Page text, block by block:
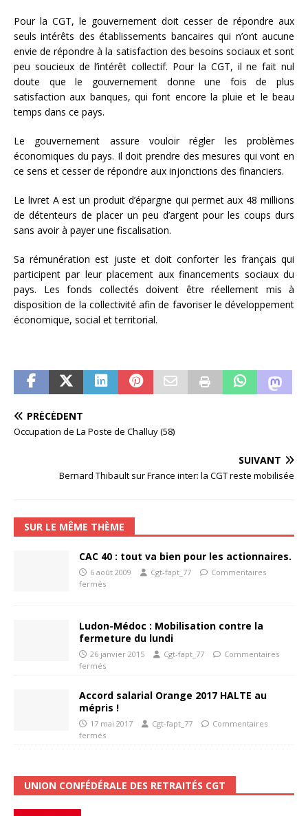
Pour la CGT, le gouvernement doit cesser de répondre aux
seuls intérêts des établissements bancaires qui n’ont aucune
envie de répondre à la satisfaction des besoins sociaux et sont
peu soucieux de l’intérêt collectif. Pour la CGT, il ne fait nul
doute que le gouvernement donne une fois de plus
satisfaction aux banques, qui font encore la pluie et le beau
temps dans ce pays.
Le gouvernement assure vouloir régler les problèmes
économiques du pays. Il doit prendre des mesures qui vont en
ce sens et cesser de répondre aux injonctions des financiers.
Le livret A est un produit d’épargne qui permet aux 48 millions
de détenteurs de placer un peu d’argent pour les coups durs
sans avoir à payer une fiscalisation.
Sa rémunération est juste et doit conforter les français qui
participent par leur placement aux financements sociaux du
pays. Les fonds collectés doivent être réellement mis à
disposition de la collectivité afin de favoriser le développement
économique, social et territorial.
PRÉCÉDENT
Occupation de La Poste de Challuy (58)
SUIVANT
Bernard Thibault sur France inter: la CGT reste mobilisée
SUR LE MÊME THÈME
CAC 40 : tout va bien pour les actionnaires.
6 août 2009 Cgt-fapt_77
Commentaires
fermés
Ludon-Médoc : Mobilisation contre la
fermeture du lundi
26 janvier 2015 Cgt-fapt_77
Commentaires
fermés
Accord salarial Orange 2017 HALTE au
mépris !
17 mai 2017 Cgt-fapt_77
Commentaires
fermés
UNION CONFÉDÉRALE DES RETRAITÉS CGT